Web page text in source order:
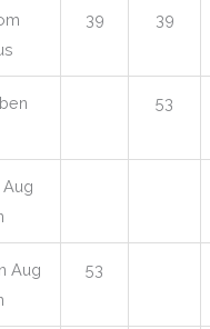
39 39
53
Aug
53